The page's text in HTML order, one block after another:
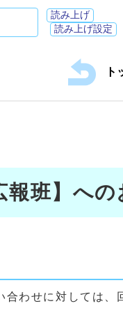
読み上げ
読み上げ設定
ト
報班】へ
わせに対しては、